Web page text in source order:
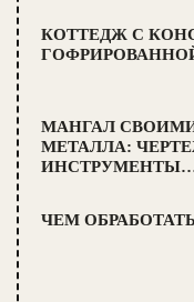
КОТТЕДЖ С
ГОФРИРОВАННОЙ
МАНГАЛ
МЕТАЛЛА:
ЧЕМ